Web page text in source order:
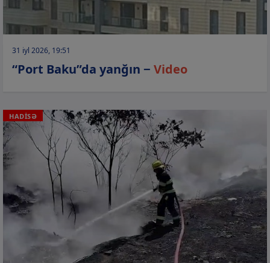
31 iyl 2026, 19:51
“Port Baku”da yanğın − Video
HADİSƏ